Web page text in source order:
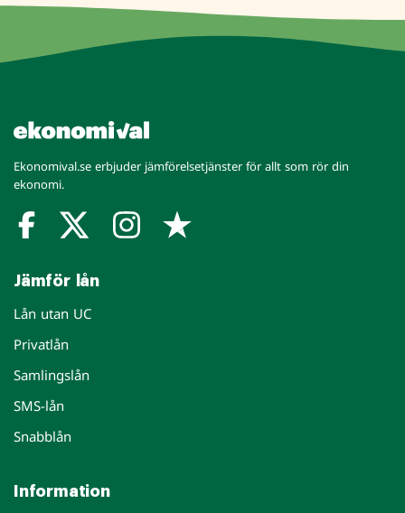
Ekonomival.se erbjuder jämförelsetjänster för allt som rör din
ekonomi.
Jämför lån
Lån utan UC
Privatlån
Samlingslån
SMS-lån
Snabblån
Information